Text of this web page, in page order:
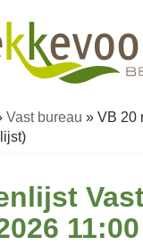
Vast bureau » VB 20
11:00